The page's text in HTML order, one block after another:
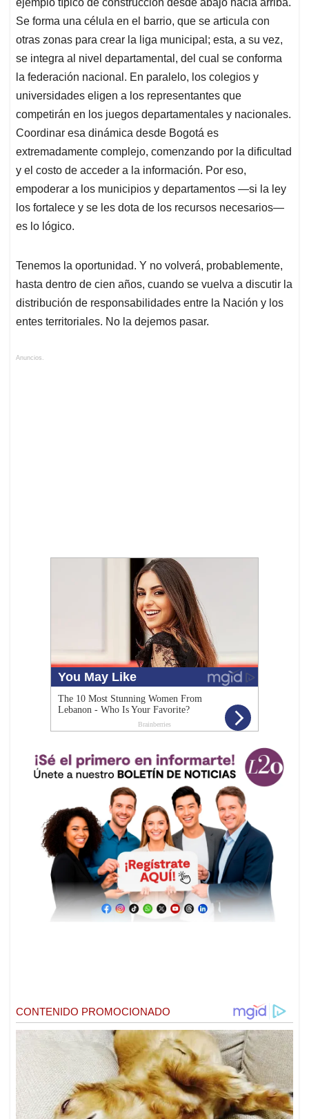
ejemplo típico de construcción desde abajo hacia arriba.
Se forma una célula en el barrio, que se articula con
otras zonas para crear la liga municipal; esta, a su vez,
se integra al nivel departamental, del cual se conforma
la federación nacional. En paralelo, los colegios y
universidades eligen a los representantes que
competirán en los juegos departamentales y nacionales.
Coordinar esa dinámica desde Bogotá es
extremadamente complejo, comenzando por la dificultad
y el costo de acceder a la información. Por eso,
empoderar a los municipios y departamentos —si la ley
los fortalece y se les dota de los recursos necesarios—
es lo lógico.
Tenemos la oportunidad. Y no volverá, probablemente,
hasta dentro de cien años, cuando se vuelva a discutir la
distribución de responsabilidades entre la Nación y los
entes territoriales. No la dejemos pasar.
Anuncios.